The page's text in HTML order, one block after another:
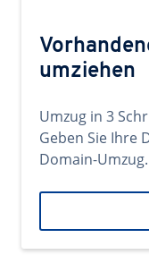
umziehen
Umzug in 3
Geben Sie Ihre
Domain-Umzug.